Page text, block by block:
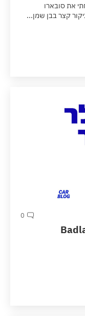
את סובארו
קצר בבן שמן...
0